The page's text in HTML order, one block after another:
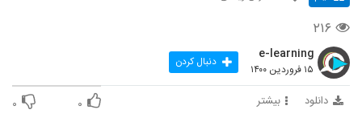
۲۱۶
e-learning
۱۵ فروردین ۱۴۰۰ دنبال کردن
دانلود بیشتر ۰ ۰